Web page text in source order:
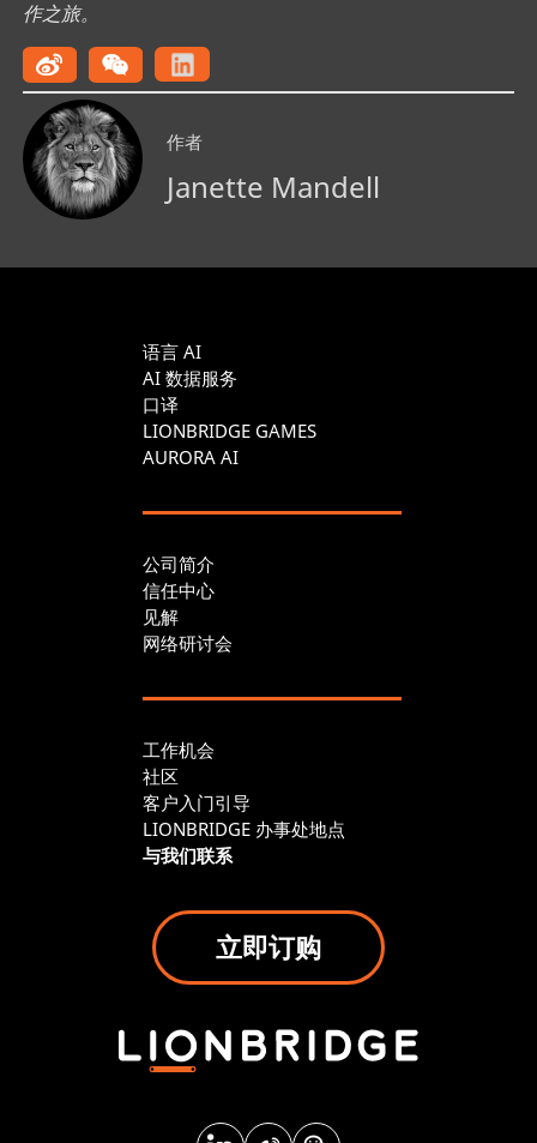
作之旅。
作者
Janette Mandell
语言 AI
AI 数据服务
口译
LIONBRIDGE GAMES
AURORA AI
公司简介
信任中心
见解
网络研讨会
工作机会
社区
客户入门引导
LIONBRIDGE 办事处地点
与我们联系
立即订购